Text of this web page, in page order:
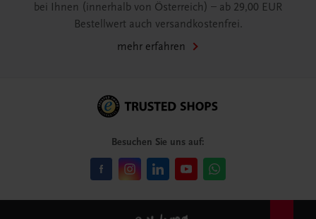
bei Ihnen (innerhalb von Österreich) – ab 29,00 EUR
Bestellwert auch versandkostenfrei.
mehr erfahren
Besuchen Sie uns auf: